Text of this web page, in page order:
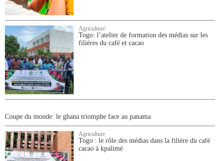
Agriculture
Togo: l’atelier de formation des médias sur les
filières du café et cacao
Coupe du monde: le ghana triomphe face au panama
Agriculture
Togo : le rôle des médias dans la filière du café
cacao à kpalimé